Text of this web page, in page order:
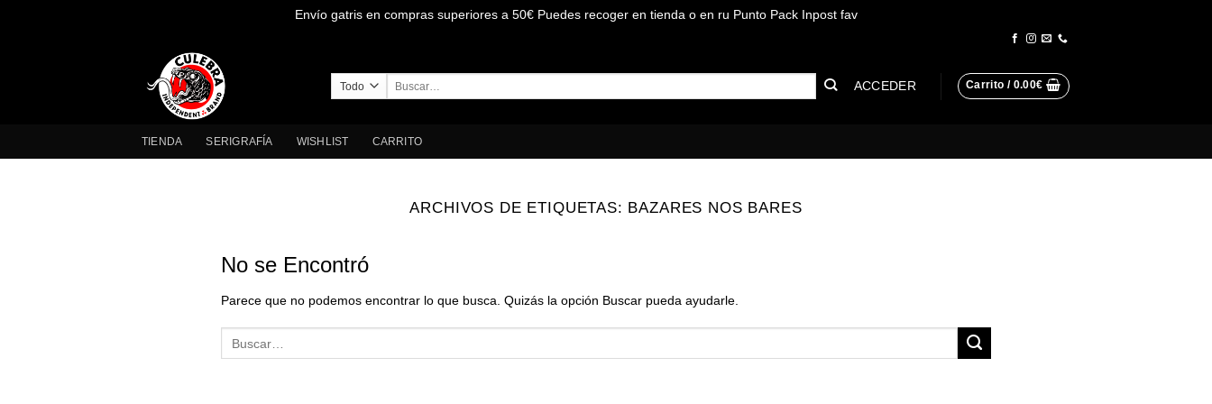
Envío gatris en compras superiores a 50€ Puedes recoger en tienda o en ru Punto Pack Inpost fav
ACCEDER Carrito / 0.00€
TIENDA SERIGRAFÍA WISHLIST CARRITO
ARCHIVOS DE ETIQUETAS: BAZARES NOS BARES
No se Encontró
Parece que no podemos encontrar lo que busca. Quizás la opción Buscar pueda ayudarle.